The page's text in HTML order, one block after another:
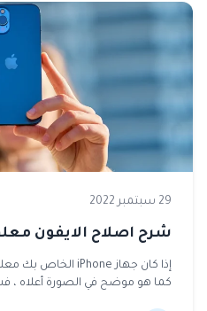
29 سبتمبر 2022
شرح اصلاح الايفون
كما هو موضح في الصورة أعلاه ،